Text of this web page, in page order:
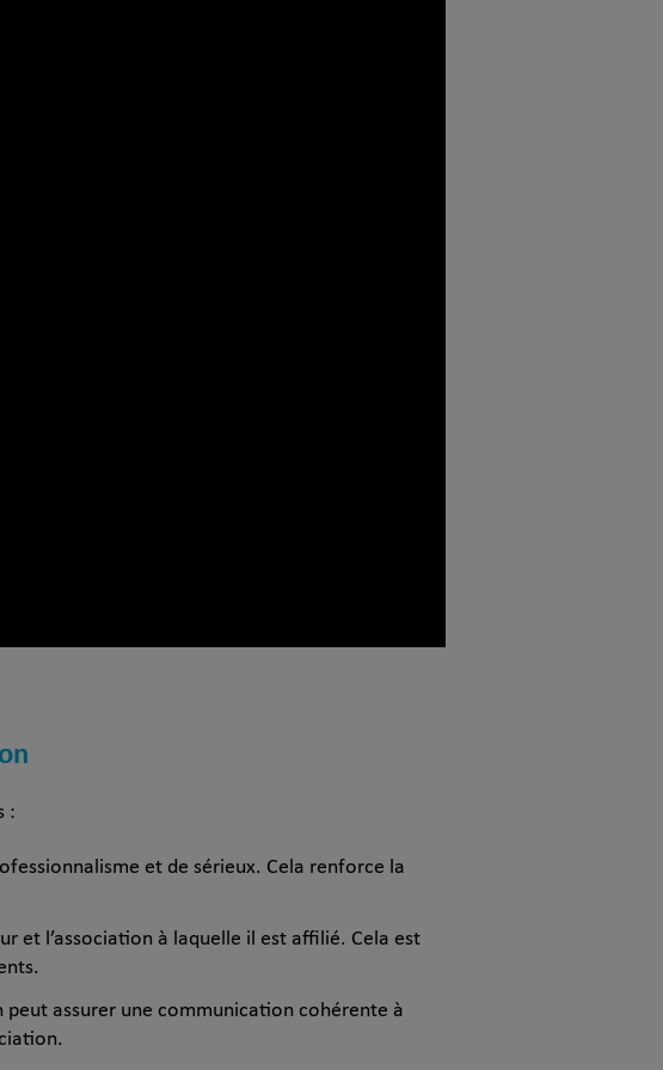
:
et de sérieux. Cela renforce la
et l’association à laquelle il est affilié. Cela est
peut assurer une communication cohérente à